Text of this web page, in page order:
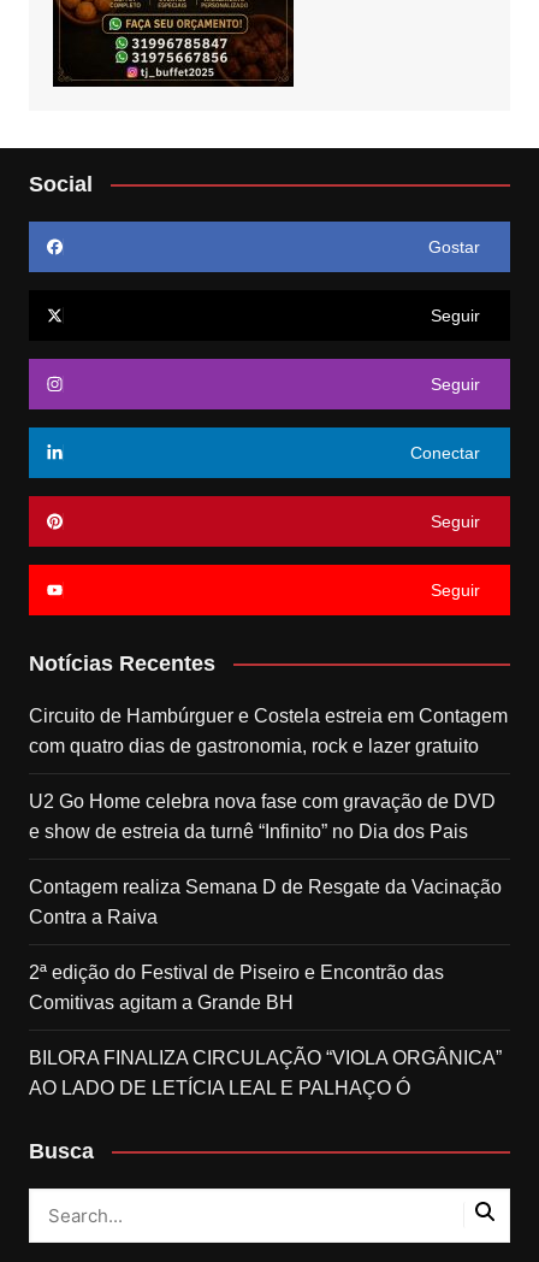
Social
Gostar
Seguir
Seguir
Conectar
Seguir
Seguir
Notícias Recentes
Circuito de Hambúrguer e Costela estreia em Contagem
com quatro dias de gastronomia, rock e lazer gratuito
U2 Go Home celebra nova fase com gravação de DVD
e show de estreia da turnê “Infinito” no Dia dos Pais
Contagem realiza Semana D de Resgate da Vacinação
Contra a Raiva
2ª edição do Festival de Piseiro e Encontrão das
Comitivas agitam a Grande BH
BILORA FINALIZA CIRCULAÇÃO “VIOLA ORGÂNICA”
AO LADO DE LETÍCIA LEAL E PALHAÇO Ó
Busca